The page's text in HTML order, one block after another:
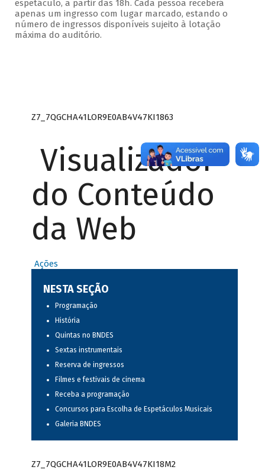
espetáculo, a partir das 18h. Cada pessoa receberá
apenas um ingresso com lugar marcado, estando o
número de ingressos disponíveis sujeito à lotação
máxima do auditório.
Z7_7QGCHA41LOR9E0AB4V47KI1863
Visualizador
do Conteúdo
da Web
Ações
NESTA SEÇÃO
Programação
História
Quintas no BNDES
Sextas instrumentais
Reserva de ingressos
Filmes e festivais de cinema
Receba a programação
Concursos para Escolha de Espetáculos Musicais
Galeria BNDES
Z7_7QGCHA41LOR9E0AB4V47KI18M2